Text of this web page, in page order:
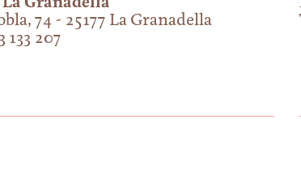
74 - 25177 La Granadella
133 207